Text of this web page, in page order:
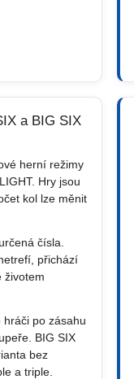
a BIG SIX
herní režimy
Hry jsou
kol lze měnit
čísla.
přichází
životem
hráči po zásahu
BIG SIX
bez
a triple.